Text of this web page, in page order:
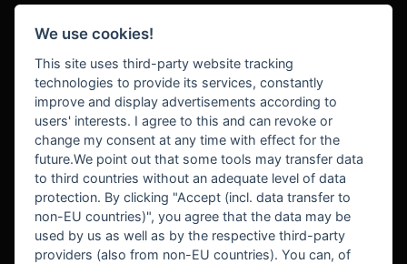
BEKANNT AUS
We use cookies!
This site uses third-party website tracking
technologies to provide its services, constantly
improve and display advertisements according to
users' interests. I agree to this and can revoke or
change my consent at any time with effect for the
future.We point out that some tools may transfer data
to third countries without an adequate level of data
protection. By clicking "Accept (incl. data transfer to
non-EU countries)", you agree that the data may be
used by us as well as by the respective third-party
providers (also from non-EU countries). You can, of